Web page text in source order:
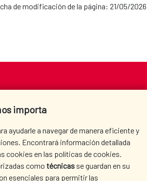
de modificación de la página: 21/05/2026
importa
ayudarle a navegar de manera eficiente y
Encontrará información detallada
cookies en las políticas de cookies.
como técnicas se guardan en su
esenciales para permitir las
OÙ NOUS COOPÉRONS
SALLE DE PRESSE